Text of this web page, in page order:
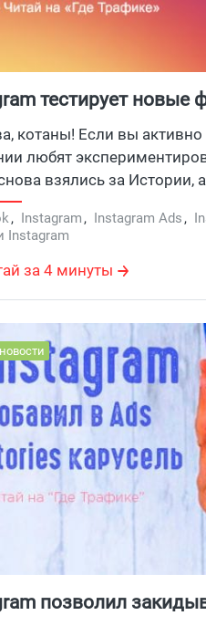
тестирует новые
котаны! Если вы активно
любят
взялись за Истории,
да и самим не
, Instagram, Instagram Ads,
Instagram
за 4 минуты
позволил